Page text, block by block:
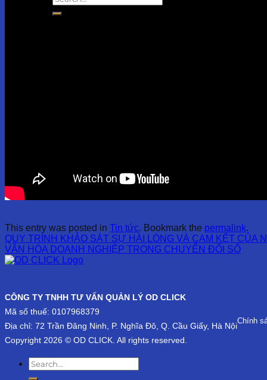
This entry was posted in Tin tức. Bookmark the permalink.
QUY TRÌNH KHẢO SÁT SỰ HÀI LÒNG VÀ CAM KẾT CỦA
VĂN HÓA DOANH NGHIỆP TRONG CHUYỂN ĐỔI SỐ
CÔNG TY TNHH TƯ VẤN QUẢN LÝ OD CLICK
Mã số thuế: 0107968379
Địa chỉ: 72 Trần Đăng Ninh, P. Nghĩa Đô, Q. Cầu Giấy, Hà Nội
Copyright 2026 © OD CLICK. All rights reserved.
Chính